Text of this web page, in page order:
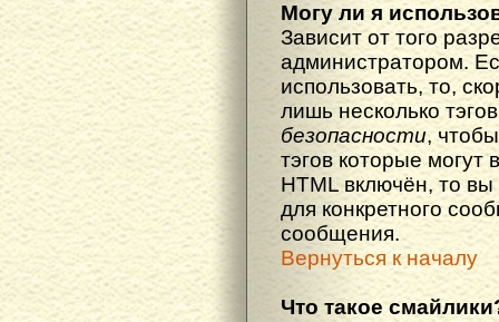
Могу ли я
Зависит от того
администратором.
использовать, то,
лишь несколько
безопасности,
тэгов которые
HTML включён, то
для конкретного
сообщения.
Вернуться к началу
Что такое